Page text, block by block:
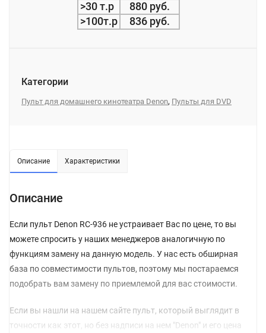
>30 т.р
880 руб.
>100т.р
836 руб.
Категории
Пульт для домашнего кинотеатра Denon, Пульты для DVD
Описание Характеристики
Описание
Если пульт Denon RC-936 не устраивает Вас по цене, то вы
можете спросить у наших менеджеров аналогичную по
функциям замену на данную модель. У нас есть обширная
база по совместимости пультов, поэтому мы постараемся
подобрать вам замену по приемлемой для вас стоимости.
Если вы нашли на нашем сайте пульт, который выглядит в
точности как этот, но без надписи на нем "Denon" и его цена